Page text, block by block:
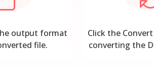
output format
file.
Click the
converting the